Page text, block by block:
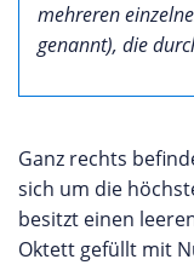
mehreren
genannt), die
Ganz rechts
sich um die
besitzt einen
Oktett gefüllt mit